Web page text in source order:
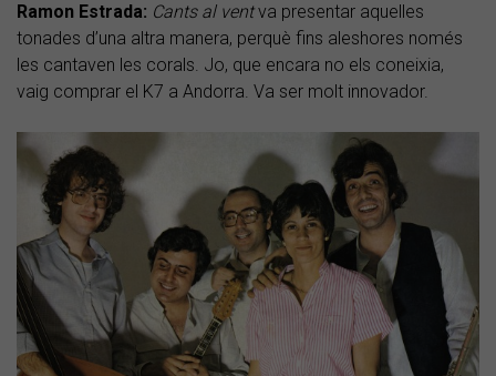
Ramon Estrada: Cants al ventva presentar aquelles
tonades d’una altra manera, perquè fins aleshores només
les cantaven les corals. Jo, que encara no els coneixia,
vaig comprar el K7 a Andorra. Va ser molt innovador.